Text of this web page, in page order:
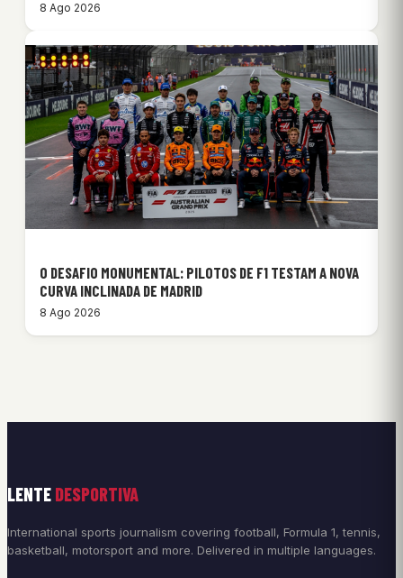
8 Ago 2026
O DESAFIO MONUMENTAL: PILOTOS DE F1 TESTAM A NOVA
CURVA INCLINADA DE MADRID
8 Ago 2026
LENTE DESPORTIVA
International sports journalism covering football, Formula 1, tennis,
basketball, motorsport and more. Delivered in multiple languages.